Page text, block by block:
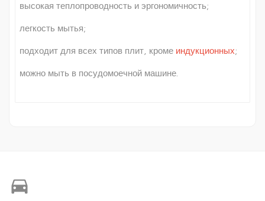
высокая теплопроводность и эргономичность;
легкость мытья;
подходит для всех типов плит, кроме индукционных;
можно мыть в посудомоечной машине.
directions_car